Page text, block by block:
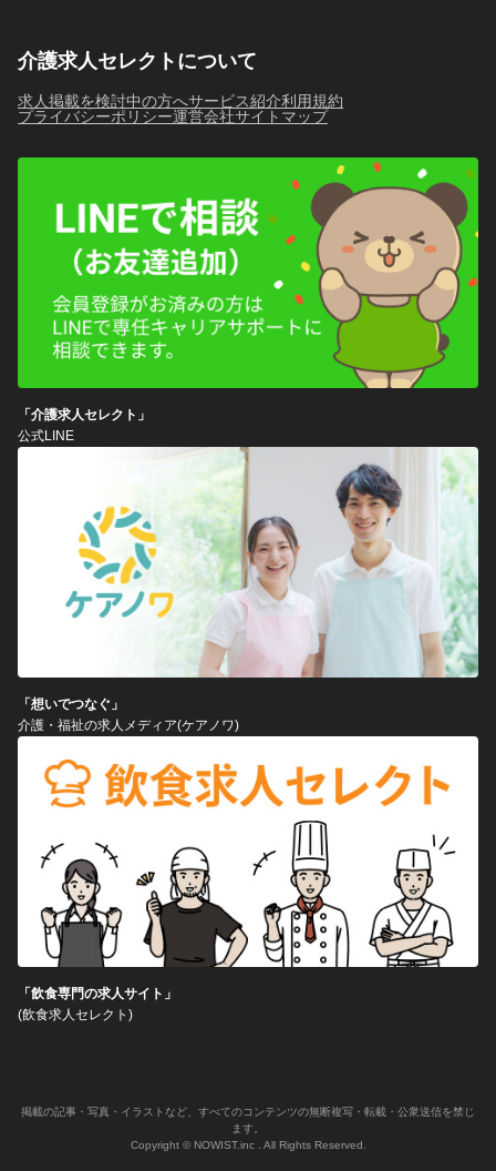
介護求人セレクトについて
求人掲載を検討中の方へサービス紹介利用規約
プライバシーポリシー運営会社サイトマップ
「介護求人セレクト」
公式LINE
「想いでつなぐ」
介護・福祉の求人メディア(ケアノワ)
「飲食専門の求人サイト」
(飲食求人セレクト)
掲載の記事・写真・イラストなど、すべてのコンテンツの無断複写・転載・公衆送信を禁じ
ます。
Copyright © NOWIST.inc . All Rights Reserved.